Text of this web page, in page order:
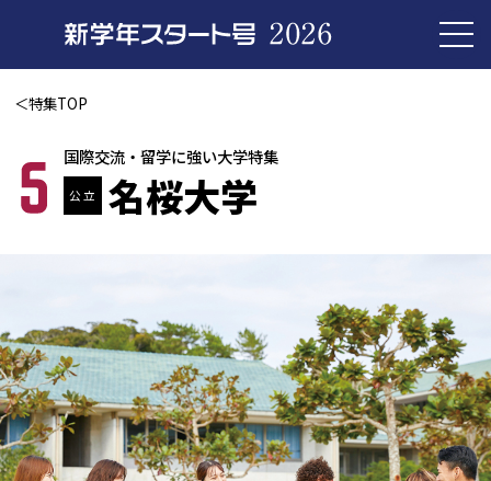
＜特集TOP
国際交流・留学に強い大学特集
名桜大学